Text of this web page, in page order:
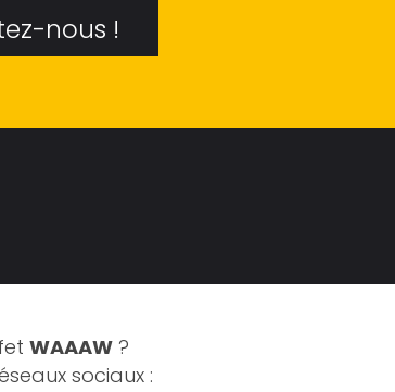
nous !
WAAAW ?
sociaux :